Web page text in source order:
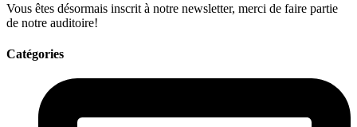
Vous êtes désormais inscrit à notre newsletter, merci de faire partie
de notre auditoire!
Catégories